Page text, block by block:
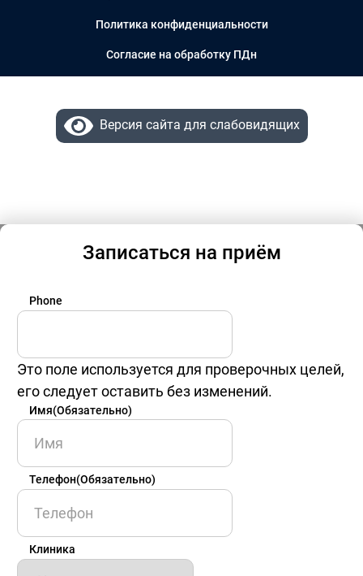
Политика конфиденциальности
Согласие на обработку ПДн
Версия сайта для слабовидящих
Записаться на приём
Phone
Это поле используется для проверочных целей,
его следует оставить без изменений.
Имя(Обязательно)
Имя
Телефон(Обязательно)
Клиника